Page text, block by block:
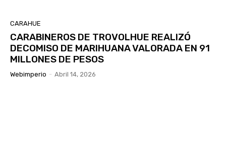
CARAHUE
CARABINEROS DE TROVOLHUE REALIZÓ
DECOMISO DE MARIHUANA VALORADA EN 91
MILLONES DE PESOS
Webimperio - Abril 14, 2026